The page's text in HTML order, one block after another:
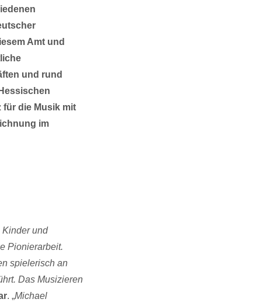
Amt und
und rund
für die Musik mit
im
Kinder und
Pionierarbeit.
spielerisch an
Das Musizieren
. „Michael